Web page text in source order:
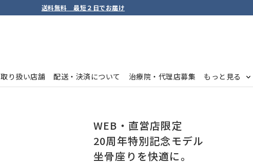
送料無料 最短２日でお届け
取り扱い店舗 配送・決済について 治療院・代理店募集 もっと見る
WEB・直営店限定
20周年特別記念モデル
坐骨座りを快適に。